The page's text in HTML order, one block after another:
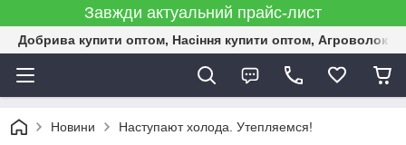
Завжди актуальний прайс-лист
Добрива купити оптом, Насіння купити оптом,
Новини Наступают холода. Утепляемся!